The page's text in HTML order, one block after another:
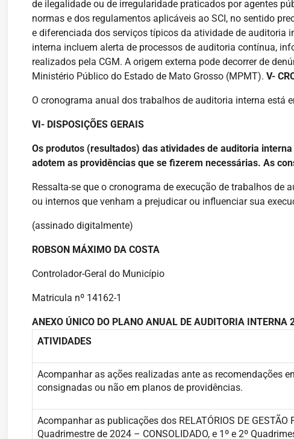
de ilegalidade ou de irregularidade praticados por agentes
normas e dos regulamentos aplicáveis ao SCI, no sentido
e diferenciada dos serviços típicos da atividade de auditoria
interna incluem alerta de processos de auditoria contínua,
realizados pela CGM. A origem externa pode decorrer de
Ministério Público do Estado de Mato Grosso (MPMT). V-
O cronograma anual dos trabalhos de auditoria interna está
VI- DISPOSIÇÕES GERAIS
Os produtos (resultados) das atividades de auditoria
adotem as providências que se fizerem necessárias. As
Ressalta-se que o cronograma de execução de trabalhos
ou internos que venham a prejudicar ou influenciar sua
(assinado digitalmente)
ROBSON MÁXIMO DA COSTA
Controlador-Geral do Município
Matricula nº 14162-1
ANEXO ÚNICO DO PLANO ANUAL DE AUDITORIA INTERNA
ATIVIDADES
Acompanhar as ações realizadas ante as recomendações
consignadas ou não em planos de providências.
Acompanhar as publicações dos RELATÓRIOS DE GESTÃO
Quadrimestre de 2024 – CONSOLIDADO, e 1º e 2º